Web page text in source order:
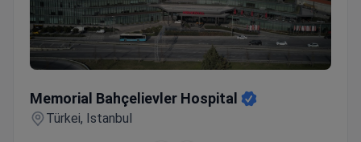
Memorial Bahçelievler Hospital
Türkei, Istanbul